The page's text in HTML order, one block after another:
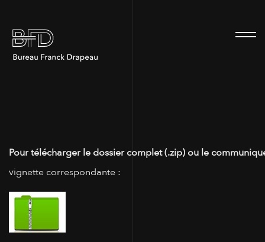
Pour télécharger le dossier complet (.zip) ou le
vignette correspondante :